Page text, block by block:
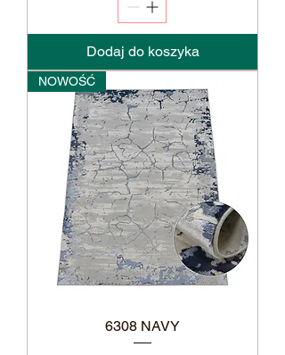
Dodaj do koszyka
NOWOŚĆ
6308 NAVY